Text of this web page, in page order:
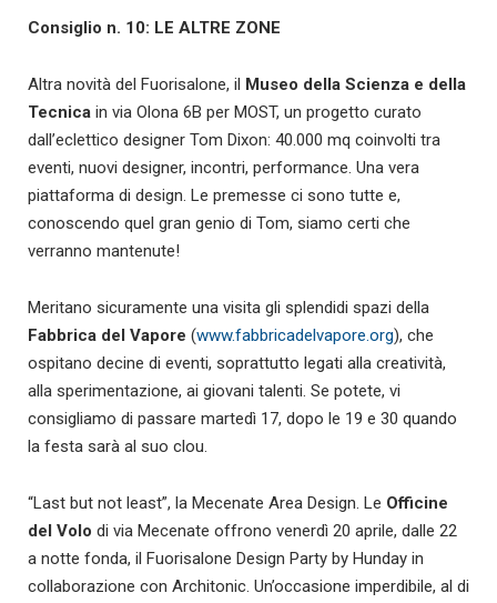
Consiglio n. 10: LE ALTRE ZONE
Altra novità del Fuorisalone, il Museo della Scienza e della
Tecnica in via Olona 6B per MOST, un progetto curato
dall’eclettico designer Tom Dixon: 40.000 mq coinvolti tra
eventi, nuovi designer, incontri, performance. Una vera
piattaforma di design. Le premesse ci sono tutte e,
conoscendo quel gran genio di Tom, siamo certi che
verranno mantenute!
Meritano sicuramente una visita gli splendidi spazi della
Fabbrica del Vapore (www.fabbricadelvapore.org), che
ospitano decine di eventi, soprattutto legati alla creatività,
alla sperimentazione, ai giovani talenti. Se potete, vi
consigliamo di passare martedì 17, dopo le 19 e 30 quando
la festa sarà al suo clou.
“Last but not least”, la Mecenate Area Design. Le Officine
del Volo di via Mecenate offrono venerdì 20 aprile, dalle 22
a notte fonda, il Fuorisalone Design Party by Hunday in
collaborazione con Architonic. Un’occasione imperdibile, al di